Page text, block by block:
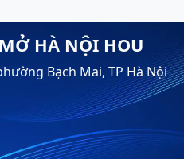
HÀ NỘI HOU
Bạch Mai, TP Hà Nội